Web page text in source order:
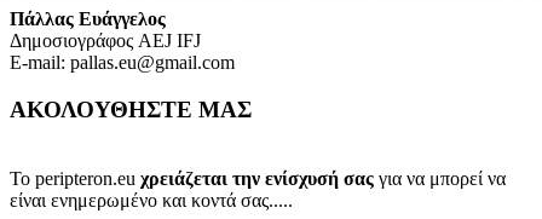
Πάλλας Ευάγγελος
Δημοσιογράφος AEJ ΙFJ
E-mail: pallas.eu@gmail.com
ΑΚΟΛΟΥΘΗΣΤΕ ΜΑΣ
Το peripteron.eu χρειάζεται την ενίσχυσή σας για να μπορεί να
είναι ενημερωμένο και κοντά σας.....